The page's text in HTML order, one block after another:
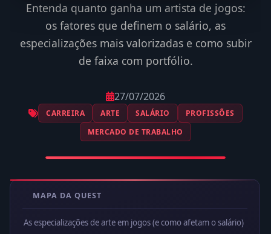
Entenda quanto ganha um artista de jogos:
os fatores que definem o salário, as
especializações mais valorizadas e como subir
de faixa com portfólio.
27/07/2026
CARREIRA ARTE SALÁRIO
PROFISSÕES
MERCADO DE TRABALHO
MAPA DA QUEST
As especializações de arte em jogos (e como afetam o salário)